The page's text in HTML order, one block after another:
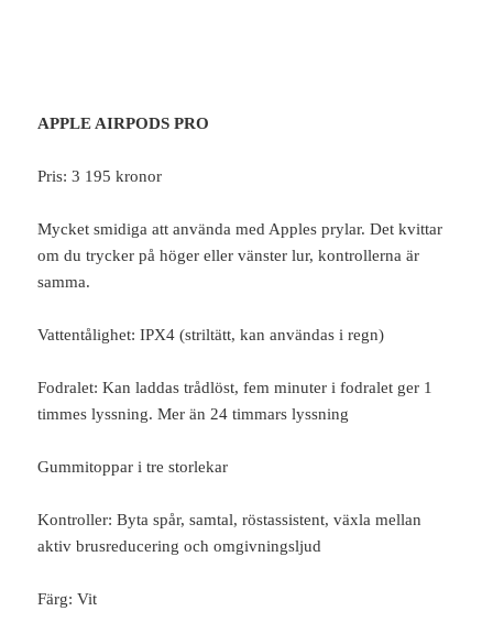
APPLE AIRPODS PRO
Pris: 3 195 kronor
Mycket smidiga att använda med Apples prylar. Det kvittar
om du trycker på höger eller vänster lur, kontrollerna är
samma.
Vattentålighet: IPX4 (striltätt, kan användas i regn)
Fodralet: Kan laddas trådlöst, fem minuter i fodralet ger 1
timmes lyssning. Mer än 24 timmars lyssning
Gummitoppar i tre storlekar
Kontroller: Byta spår, samtal, röstassistent, växla mellan
aktiv brusreducering och omgivningsljud
Färg: Vit